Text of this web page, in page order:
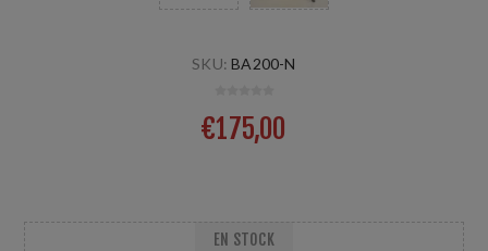
SKU: BA200-N
€175,00
EN STOCK